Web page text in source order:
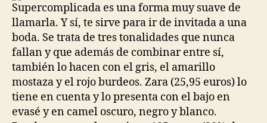
Supercomplicada es una forma muy suave de
llamarla. Y sí, te sirve para ir de invitada a una
boda. Se trata de tres tonalidades que nunca
fallan y que además de combinar entre sí,
también lo hacen con el gris, el amarillo
mostaza y el rojo burdeos. Zara (25,95 euros) lo
tiene en cuenta y lo presenta con el bajo en
evasé y en camel oscuro, negro y blanco.